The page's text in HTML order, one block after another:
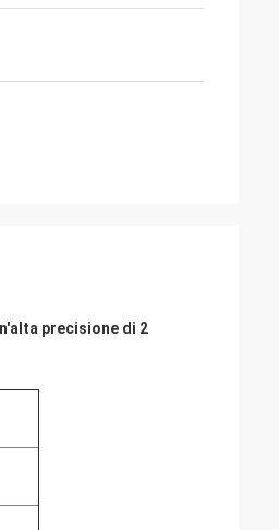
precisione di 2